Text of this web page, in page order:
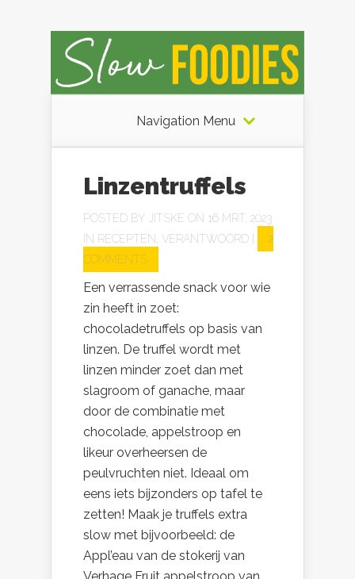
Navigation Menu
Linzentruffels
POSTED BY JITSKE ON 16 MRT, 2023
IN RECEPTEN, VERANTWOORD
2
COMMENTS
Een verrassende snack voor wie
zin heeft in zoet:
chocoladetruffels op basis van
linzen. De truffel wordt met
linzen minder zoet dan met
slagroom of ganache, maar
door de combinatie met
chocolade, appelstroop en
likeur overheersen de
peulvruchten niet. Ideaal om
eens iets bijzonders op tafel te
zetten! Maak je truffels extra
slow met bijvoorbeeld: de
Appl’eau van de stokerij van